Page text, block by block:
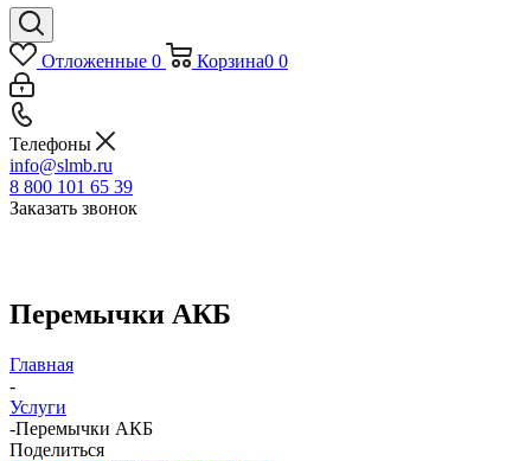
Отложенные 0 Корзина0 0
Телефоны
info@slmb.ru
8 800 101 65 39
Заказать звонок
Перемычки АКБ
Главная
-
Услуги
-Перемычки АКБ
Поделиться